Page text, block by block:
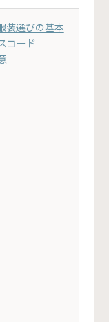
装選びの基本
コード